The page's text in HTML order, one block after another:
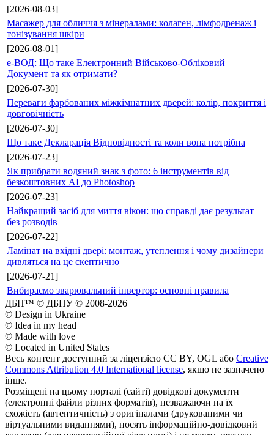
[2026-08-03]
Масажер для обличчя з мінералами: колаген, лімфодренаж і
тонізування шкіри
[2026-08-01]
е-ВОД: Що таке Електронний Військово-Обліковий
Документ та як отримати?
[2026-07-30]
Переваги фарбованих міжкімнатних дверей: колір, покриття і
довговічність
[2026-07-30]
Що таке Декларація Відповідності та коли вона потрібна
[2026-07-23]
Як прибрати водяний знак з фото: 6 інструментів від
безкоштовних AI до Photoshop
[2026-07-23]
Найкращий засіб для миття вікон: що справді дає результат
без розводів
[2026-07-22]
Ламінат на вхідні двері: монтаж, утеплення і чому дизайнери
дивляться на це скептично
[2026-07-21]
Вибираємо зварювальний інвертор: основні правила
ДБН™ © ДБНУ © 2008-2026
© Design in Ukraine
© Idea in my head
© Made with love
© Located in United States
Весь контент доступний за ліцензією CC BY, OGL або Creative
Commons Attribution 4.0 International license, якщо не зазначено
інше.
Розміщені на цьому порталі (сайті) довідкові документи
(електронні файли різних форматів), незважаючи на їх
схожість (автентичність) з оригіналами (друкованими чи
віртуальними виданнями), носять інформаційно-довідковий